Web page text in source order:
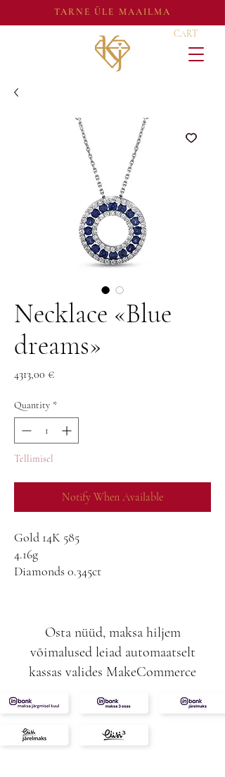
TARNE ÜLE MAAILMA
CART
Necklace «Blue
dreams»
4313,00 €Price
Quantity *
Tellimisel
Notify When Available
Gold 14K 585
4.16g
Diamonds 0.345ct
Osta nüüd, maksa hiljem
võimalused leiad automaatselt
kassas valides MakeCommerce